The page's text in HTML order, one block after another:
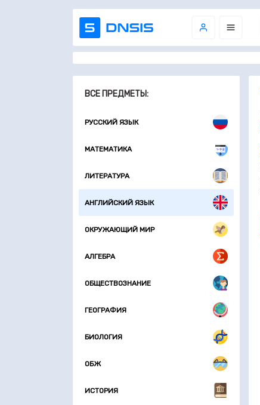
ВСЕ ПРЕДМЕТЫ:
РУССКИЙ ЯЗЫК
МАТЕМАТИКА
ЛИТЕРАТУРА
АНГЛИЙСКИЙ ЯЗЫК
ОКРУЖАЮЩИЙ МИР
АЛГЕБРА
ОБЩЕСТВОЗНАНИЕ
ГЕОГРАФИЯ
БИОЛОГИЯ
ОБЖ
ИСТОРИЯ